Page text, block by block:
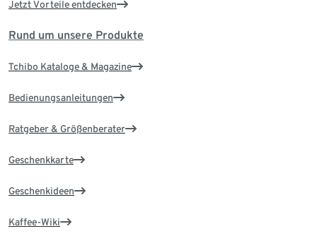
Jetzt Vorteile entdecken
Rund um unsere Produkte
Tchibo Kataloge & Magazine
Bedienungsanleitungen
Ratgeber & Größenberater
Geschenkkarte
Geschenkideen
Kaffee-Wiki